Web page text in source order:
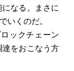
なる。まさに
いくのだ。
ックチェーン
をおこなう方